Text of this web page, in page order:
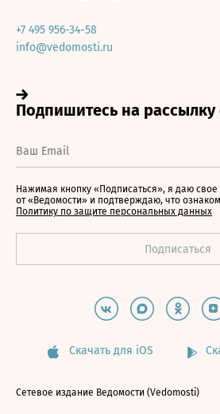
+7 495 956-34-58
info@vedomosti.ru
Нажимая кнопку «Подписаться», я даю свое
от «Ведомости» и подтверждаю, что
Политику по защите персональных данных
Скачать для iOS
Сетевое издание Ведомости (Vedomosti)